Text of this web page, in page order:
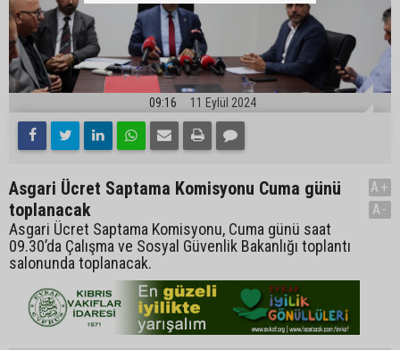
09:16 11 Eylül 2024
Asgari Ücret Saptama Komisyonu Cuma günü
toplanacak
Asgari Ücret Saptama Komisyonu, Cuma günü saat
09.30’da Çalışma ve Sosyal Güvenlik Bakanlığı toplantı
salonunda toplanacak.
A+
A-